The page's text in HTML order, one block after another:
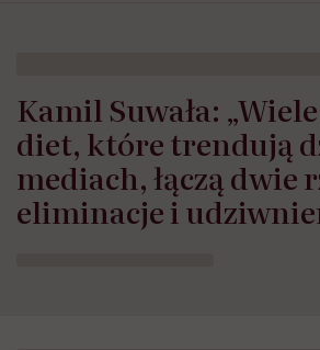
Kamil Suwała:
diet, które trendują
mediach, łączą dwie
eliminacje i